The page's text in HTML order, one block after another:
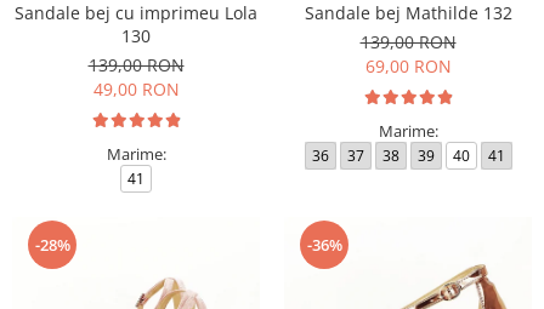
Sandale bej cu imprimeu Lola
130
139,00 RON
49,00 RON
Marime:
41
Sandale bej Mathilde 132
139,00 RON
69,00 RON
Marime:
36 37 38 39 40 41
-28% -36%